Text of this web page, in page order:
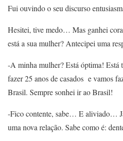
Fui ouvindo o seu discurso
Hesitei, tive medo… Mas ganhei
está a sua mulher? Antecipei uma
-A minha mulher? Está óptima! Está
fazer 25 anos de casados e vamos
Brasil. Sempre sonhei ir ao Brasil!
-Fico contente, sabe… E aliviado…
uma nova relação. Sabe como é: